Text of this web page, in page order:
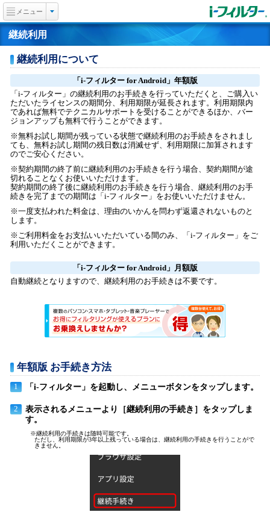
メニュー
継続利用
継続利用について
「i-フィルター for Android」年額版
「i-フィルター」の継続利用のお手続きを行っていただくと、ご購入い
ただいたライセンスの期間分、利用期限が延長されます。利用期限内
であれば無料でテクニカルサポートを受けることができるほか、バー
ジョンアップも無料で行うことができます。
※無料お試し期間が残っている状態で継続利用のお手続きをされまし
ても、無料お試し期間の残日数は消滅せず、利用期限に加算されます
のでご安心ください。
※契約期間の終了前に継続利用のお手続きを行う場合、契約期間が途
切れることなくお使いいただけます。
契約期間の終了後に継続利用のお手続きを行う場合、継続利用のお手
続きを完了までの期間は「i-フィルター」をお使いいただけません。
※一度支払われた料金は、理由のいかんを問わず返還されないものと
します。
※ご利用料金をお支払いいただいている間のみ、「i-フィルター」をご
利用いただくことができます。
「i-フィルター for Android」月額版
自動継続となりますので、継続利用のお手続きは不要です。
年額版 お手続き方法
1 「i-フィルター」を起動し、メニューボタンをタップします。
2
表示されるメニューより［継続利用の手続き］をタップしま
す。
※継続利用の手続きは随時可能です。
ただし、利用期限が3年以上残っている場合は、継続利用の手続きを行うことがで
きません。